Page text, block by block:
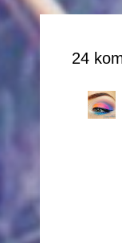
24